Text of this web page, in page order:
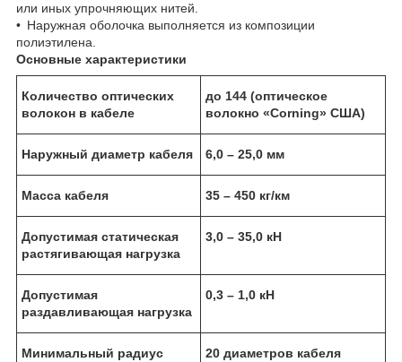
или иных упрочняющих нитей.
• Наружная оболочка выполняется из композиции
полиэтилена.
Основные характеристики
Количество оптических
волокон в кабеле
до 144 (оптическое
волокно «Corning» США)
Наружный диаметр кабеля 6,0 – 25,0 мм
Масса кабеля 35 – 450 кг/км
Допустимая статическая
растягивающая нагрузка
3,0 – 35,0 кН
Допустимая
раздавливающая нагрузка
0,3 – 1,0 кН
Минимальный радиус
20 диаметров кабеля